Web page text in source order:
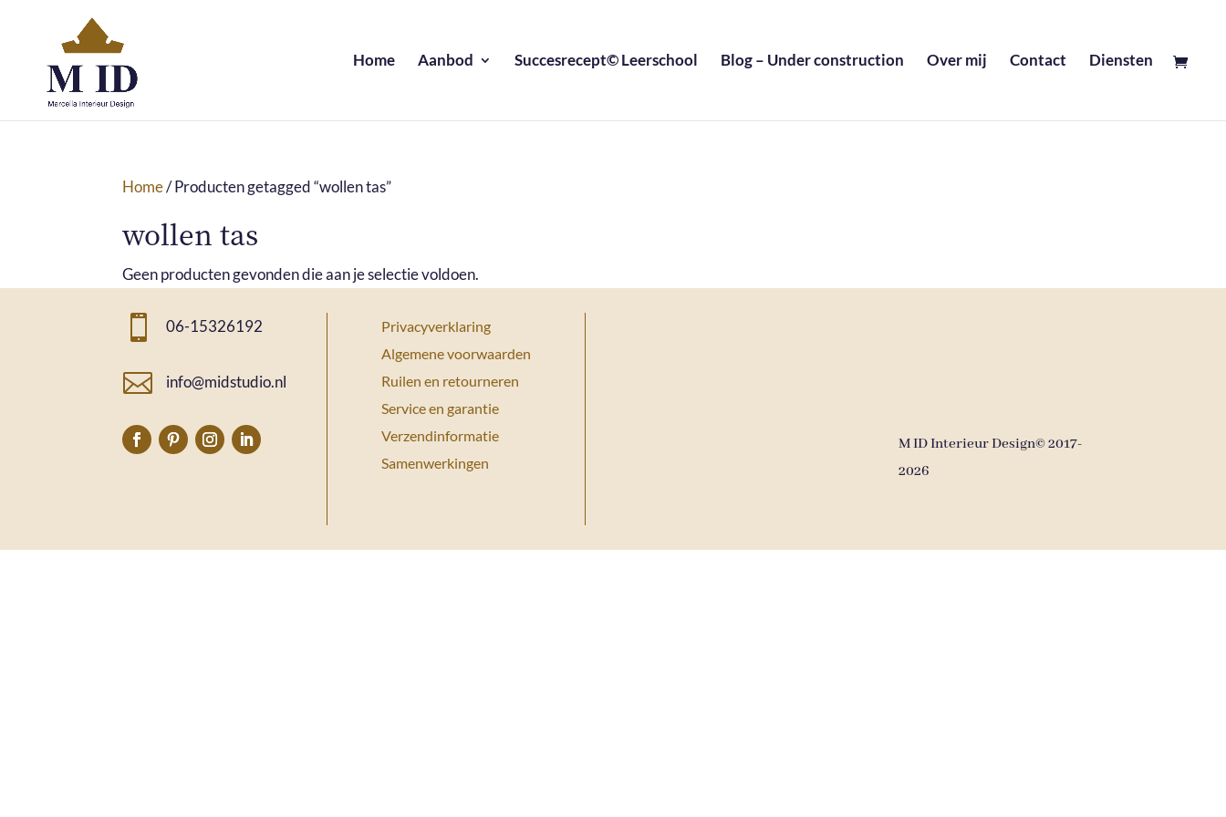
Home Aanbod Succesrecept© Leerschool Blog – Under construction Over mij Contact Diensten
Home/ Producten getagged “wollen tas”
wollen tas
Geen producten gevonden die aan je selectie voldoen.
 06-15326192
 info@midstudio.nl
Privacyverklaring
Algemene voorwaarden
Ruilen en retourneren
Service en garantie
Verzendinformatie
Samenwerkingen
M ID Interieur Design© 2017-
2026